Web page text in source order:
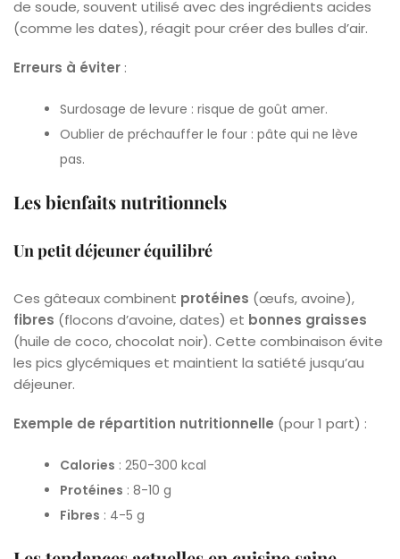
de soude, souvent utilisé avec des ingrédients acides
(comme les dates), réagit pour créer des bulles d’air.
Erreurs à éviter :
Surdosage de levure : risque de goût amer.
Oublier de préchauffer le four : pâte qui ne lève
pas.
Les bienfaits nutritionnels
Un petit déjeuner équilibré
Ces gâteaux combinent protéines (œufs, avoine),
fibres (flocons d’avoine, dates) et bonnes graisses
(huile de coco, chocolat noir). Cette combinaison évite
les pics glycémiques et maintient la satiété jusqu’au
déjeuner.
Exemple de répartition nutritionnelle (pour 1 part) :
Calories : 250-300 kcal
Protéines : 8-10 g
Fibres : 4-5 g